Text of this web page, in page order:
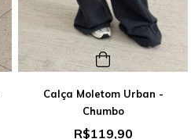
Calça Moletom Urban -
Chumbo
R$119,90